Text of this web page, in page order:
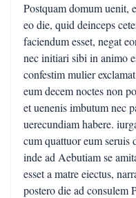
Postquam domum uenit,
eo die, quid deinceps
faciendum esset, negat
nec initiari sibi in animo
confestim mulier
eum decem noctes non
et uenenis imbutum nec
uerecundiam habere.
cum quattuor eum seruis
inde ad Aebutiam se
esset a matre eiectus,
postero die ad consulem